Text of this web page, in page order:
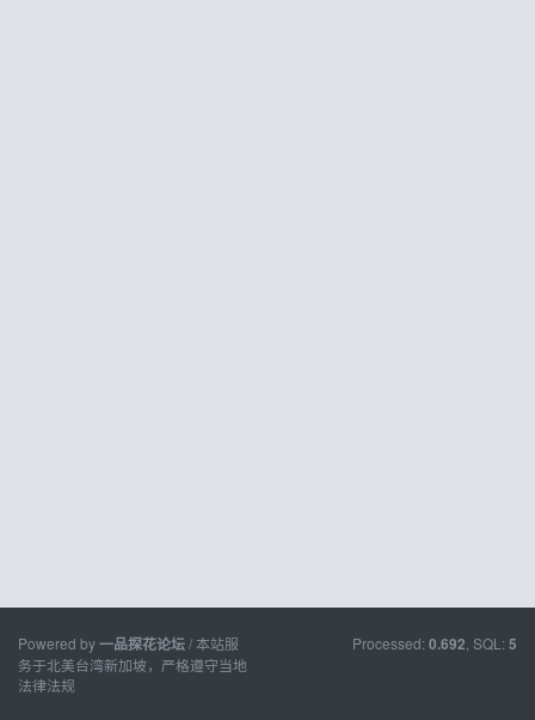
Powered by一品探花论坛/ 本站服
务于北美台湾新加坡，严格遵守当地
法律法规
Processed: 0.692 , SQL: 5